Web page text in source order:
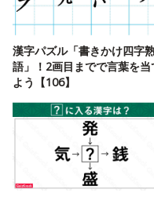
漢字パズル「書きかけ四字
語」！2画目までで言葉を当
よう【106】